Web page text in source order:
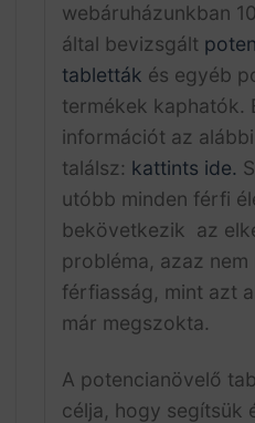
webáruházunkban
által bevizsgált
tabletták és egyéb
termékek kaphatók.
információt az
találsz: kattints ide.
utóbb minden férfi
bekövetkezik az
probléma, azaz
férfiasság, mint azt
már megszokta.
A potencianövelő
célja, hogy segítsük